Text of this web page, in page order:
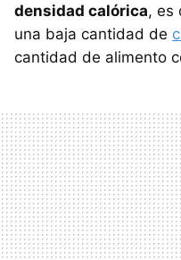
densidad calórica, es
una baja cantidad de
cantidad de alimento